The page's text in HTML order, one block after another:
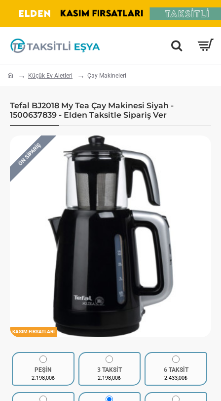
home Küçük Ev Aletleri Çay Makineleri
Tefal BJ2018 My Tea Çay Makinesi Siyah -
1500637839 - Elden Taksitle Sipariş Ver
KASIM FIRSATLARI
ÖN SIPARIŞ
PEŞİN
2.198,00₺
3 TAKSİT
2.198,00₺
6 TAKSİT
2.433,00₺